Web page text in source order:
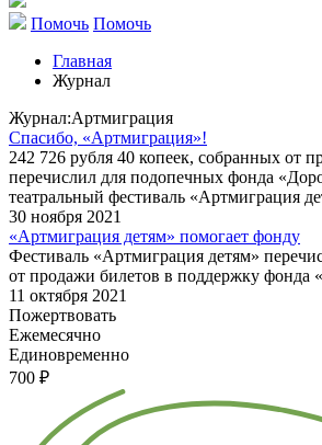
Помочь Помочь
Главная
Журнал
Журнал:Артмиграция
Спасибо, «Артмиграция»!
242 726 рубля 40 копеек, собранных от
перечислил для подопечных фонда
театральный фестиваль «Артмиграция
30 ноября 2021
«Артмиграция детям» помогает фонду
Фестиваль «Артмиграция детям»
от продажи билетов в поддержку фонда
11 октября 2021
Пожертвовать
Ежемесячно
Единовременно
700 ₽